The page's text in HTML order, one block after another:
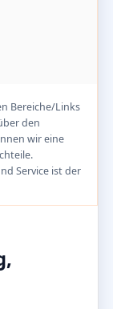
Bereiche/Links
den
wir eine
Service ist der